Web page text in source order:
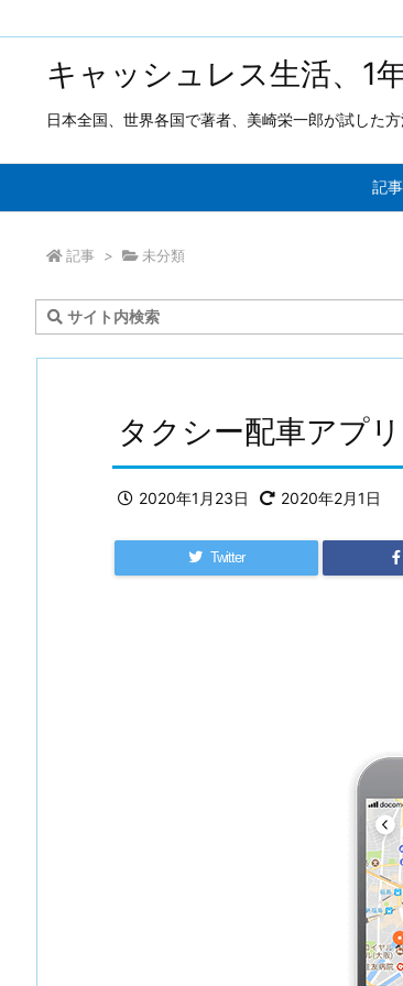
キャッシュレス生活、1
日本全国、世界各国で著者、美崎栄一郎が試した
記事
記事 > 未分類
タクシー配車アプ
2020年1月23日 2020年2月1日
Twitter